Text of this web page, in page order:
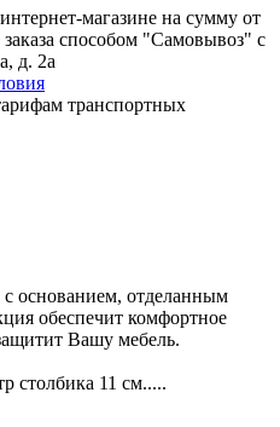
магазине на сумму от
способом "Самовывоз" с
д. 2а
транспортных
с основанием, отделанным
обеспечит комфортное
Вашу мебель.
столбика 11 см.....